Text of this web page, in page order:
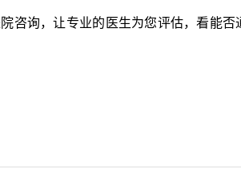
咨询，让专业的医生为您评估，看能